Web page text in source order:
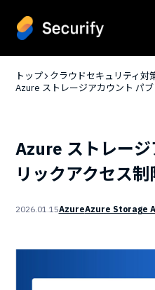
トップ
クラウドセキュリティ対
Azure ストレージアカウント パ
Azure ストレー
リックアクセス
2026.01.15AzureAzure Storage